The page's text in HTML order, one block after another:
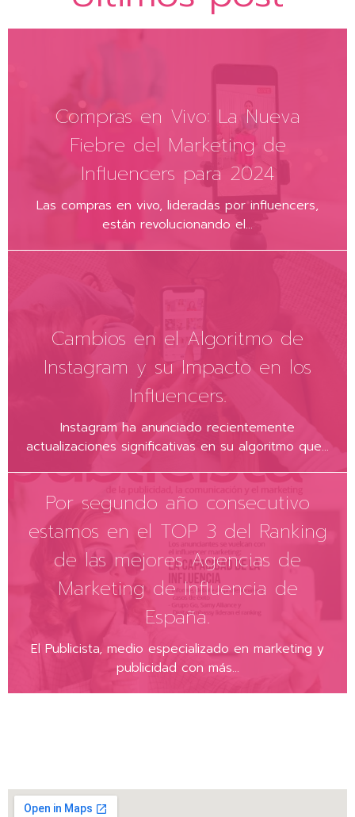
Compras en Vivo: La Nueva
Fiebre del Marketing de
Influencers para 2024
Las compras en vivo, lideradas por influencers,
están revolucionando el...
Cambios en el Algoritmo de
Instagram y su Impacto en los
Influencers.
Instagram ha anunciado recientemente
actualizaciones significativas en su algoritmo que...
Por segundo año consecutivo
estamos en el TOP 3 del Ranking
de las mejores Agencias de
Marketing de Influencia de
España.
El Publicista, medio especializado en marketing y
publicidad con más...